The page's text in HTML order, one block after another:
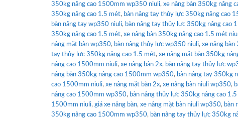
350kg nâng cao 1500mm wp350 niuli, xe nâng bàn 350kg nâng
350kg nâng cao 1.5 mét, bàn nâng tay thủy lực 350kg nâng cao
bàn nâng tay wp350 niuli, bàn nâng tay thủy lực 350kg nâng cao
350kg nâng cao 1.5 mét, xe nâng bàn 350kg nâng cao 1.5 mét
nâng mặt bàn wp350, bàn nâng thủy lực wp350 niuli, xe nâng
tay thủy lực 350kg nâng cao 1.5 mét, xe nâng mặt bàn 350kg
nâng cao 1500mm niuli, xe nâng bàn 2x, bàn nâng tay thủy lực
nâng bàn 350kg nâng cao 1500mm wp350, bàn nâng tay 350kg
cao 1500mm niuli, xe nâng mặt bàn 2x, xe nâng bàn niuli wp350,
nâng cao 1500mm wp350, bàn nâng thủy lực 350kg nâng cao
1500mm niuli, giá xe nâng bàn, xe nâng mặt bàn niuli wp350, bàn
350kg nâng cao 1500mm wp350, bàn nâng tay thủy lực 350kg